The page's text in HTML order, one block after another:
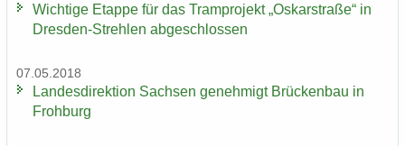
Wich­ti­ge Etap­pe für das Tram­pro­jekt „Os­kar­stra­ße“ in
Dresden-​Strehlen ab­ge­schlos­sen
07.05.2018
Lan­des­di­rek­ti­on Sach­sen ge­neh­migt Brü­cken­bau in
Froh­burg